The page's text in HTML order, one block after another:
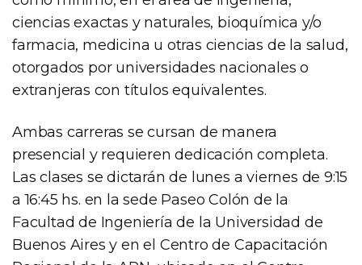
ciencias exactas y naturales, bioquímica y/o
farmacia, medicina u otras ciencias de la salud,
otorgados por universidades nacionales o
extranjeras con títulos equivalentes.
Ambas carreras se cursan de manera
presencial y requieren dedicación completa.
Las clases se dictarán de lunes a viernes de 9:15
a 16:45 hs. en la sede Paseo Colón de la
Facultad de Ingeniería de la Universidad de
Buenos Aires y en el Centro de Capacitación